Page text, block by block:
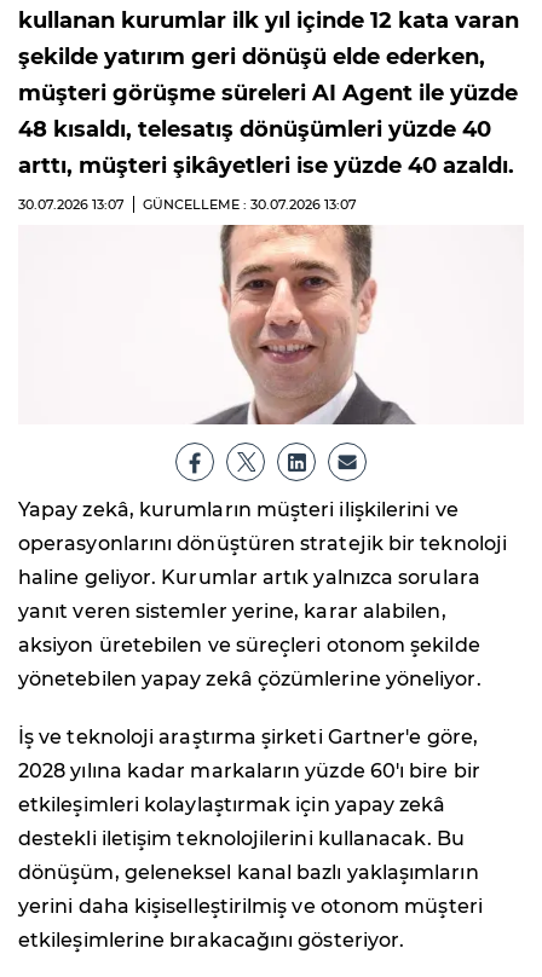
kullanan kurumlar ilk yıl içinde 12 kata varan
şekilde yatırım geri dönüşü elde ederken,
müşteri görüşme süreleri AI Agent ile yüzde
48 kısaldı, telesatış dönüşümleri yüzde 40
arttı, müşteri şikâyetleri ise yüzde 40 azaldı.
30.07.2026 13:07 GÜNCELLEME : 30.07.2026 13:07
Yapay zekâ, kurumların müşteri ilişkilerini ve
operasyonlarını dönüştüren stratejik bir teknoloji
haline geliyor. Kurumlar artık yalnızca sorulara
yanıt veren sistemler yerine, karar alabilen,
aksiyon üretebilen ve süreçleri otonom şekilde
yönetebilen yapay zekâ çözümlerine yöneliyor.
İş ve teknoloji araştırma şirketi Gartner'e göre,
2028 yılına kadar markaların yüzde 60'ı bire bir
etkileşimleri kolaylaştırmak için yapay zekâ
destekli iletişim teknolojilerini kullanacak. Bu
dönüşüm, geleneksel kanal bazlı yaklaşımların
yerini daha kişiselleştirilmiş ve otonom müşteri
etkileşimlerine bırakacağını gösteriyor.